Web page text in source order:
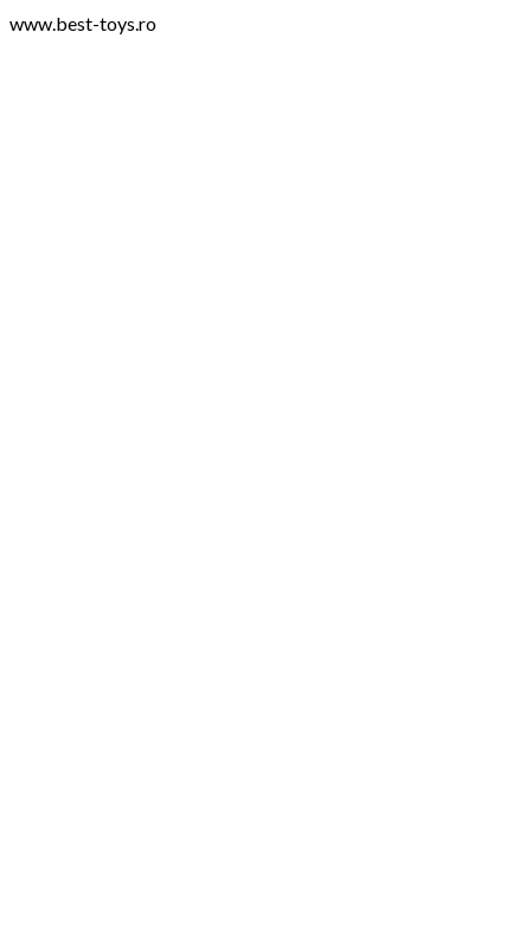
www.best-toys.ro